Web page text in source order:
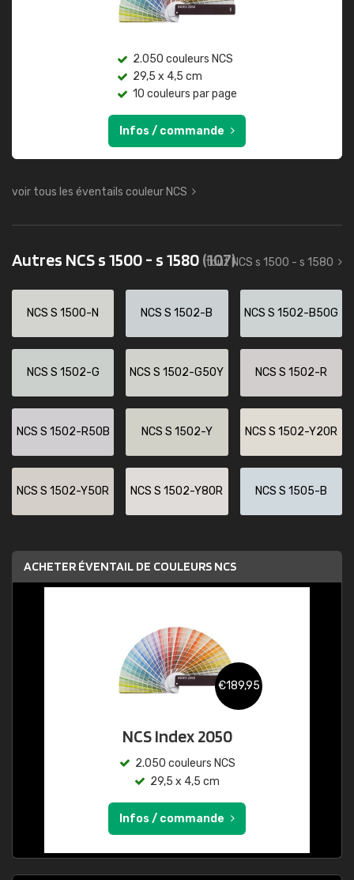
2.050 couleurs NCS
29,5 x 4,5 cm
10 couleurs par page
Infos / commande
voir tous les éventails couleur NCS
Autres NCS s 1500 - s 1580(107)
tout NCS s 1500 - s 1580
NCS S 1500-N NCS S 1502-B NCS S 1502-B50G
NCS S 1502-G NCS S 1502-G50Y NCS S 1502-R
NCS S 1502-R50B NCS S 1502-Y NCS S 1502-Y20R
NCS S 1502-Y50R NCS S 1502-Y80R NCS S 1505-B
ACHETER ÉVENTAIL DE COULEURS NCS
€189,95
NCS Index 2050
2.050 couleurs NCS
29,5 x 4,5 cm
Infos / commande